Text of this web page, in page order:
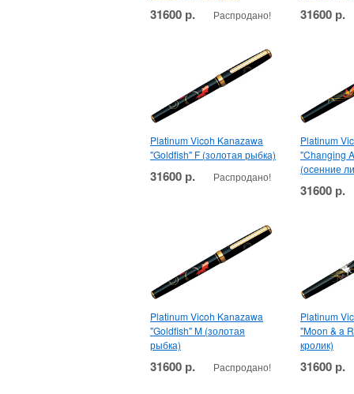
31600 р. Распродано! 31600 р.
Platinum Vicoh Kanazawa
"Goldfish" F (золотая рыбка)
31600 р. Распродано!
Platinum
"Changing
(осенние
31600 р.
Platinum Vicoh Kanazawa
"Goldfish" M (золотая
рыбка)
31600 р. Распродано!
Platinum
"Moon & a
кролик)
31600 р.